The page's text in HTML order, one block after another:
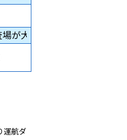
変混雑いたします。お早め
運航ダ